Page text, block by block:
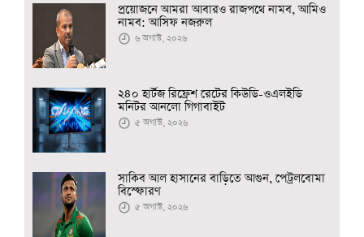
প্রয়োজনে আমরা আবারও রাজপথে নামব, আমিও
নামব: আসিফ নজরুল
৬ অগাস্ট, ২০২৬
২৪০ হার্টজ রিফ্রেশ রেটের কিউডি-ওএলইডি
মনিটর আনলো গিগাবাইট
৫ অগাস্ট, ২০২৬
সাকিব আল হাসানের বাড়িতে আগুন, পেট্রলবোমা
বিস্ফোরণ
৫ অগাস্ট, ২০২৬